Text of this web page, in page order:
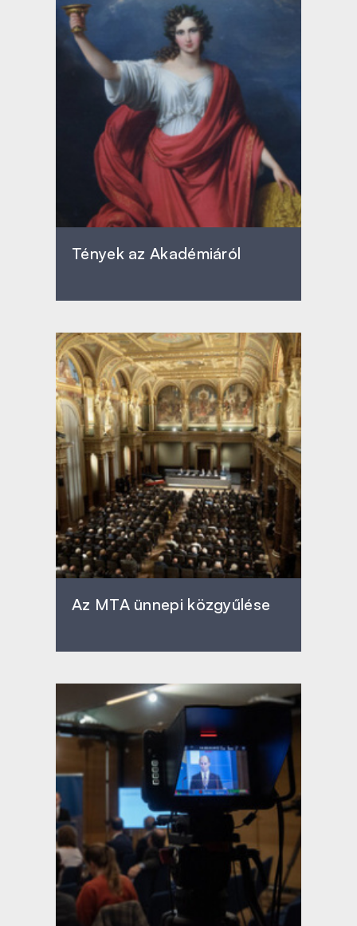
Tények az Akadémiáról
Az MTA ünnepi közgyűlése